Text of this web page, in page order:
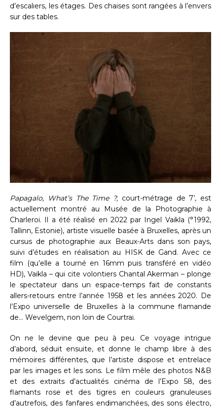
d’escaliers, les étages. Des chaises sont rangées à l’envers
sur des tables.
Papagalo, What’s The Time ?, court-métrage de 7’, est
actuellement montré au Musée de la Photographie à
Charleroi. Il a été réalisé en 2022 par Ingel Vaikla (°1992,
Tallinn, Estonie), artiste visuelle basée à Bruxelles, après un
cursus de photographie aux Beaux-Arts dans son pays,
suivi d’études en réalisation au HISK de Gand. Avec ce
film (qu’elle a tourné en 16mm puis transféré en vidéo
HD), Vaikla – qui cite volontiers Chantal Akerman – plonge
le spectateur dans un espace-temps fait de constants
allers-retours entre l’année 1958 et les années 2020. De
l’Expo universelle de Bruxelles à la commune flamande
de… Wevelgem, non loin de Courtrai.
On ne le devine que peu à peu. Ce voyage intrigue
d’abord, séduit ensuite, et donne le champ libre à des
mémoires différentes, que l’artiste dispose et entrelace
par les images et les sons. Le film mêle des photos N&B
et des extraits d’actualités cinéma de l’Expo 58, des
flamants rose et des tigres en couleurs granuleuses
d’autrefois, des fanfares endimanchées, des sons électro,